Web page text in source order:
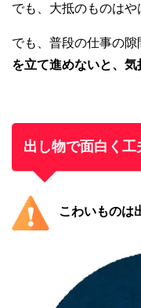
でも、大抵のものはや
でも、普段の仕事の
を立て進めないと、
出し物で面白く
こわいものは